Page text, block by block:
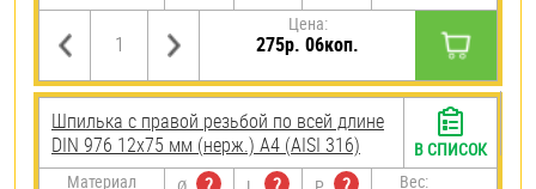
Цена:
275р. 06коп.
Шпилька с правой резьбой по всей длине
DIN 976 12х75 мм (нерж.) A4 (AISI 316)
Материал Вес:
В СПИСОК